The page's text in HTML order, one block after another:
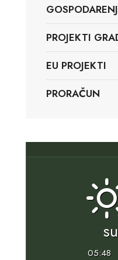
PROJEKTI
EU PROJEKTI
PRORAČUN
05:48